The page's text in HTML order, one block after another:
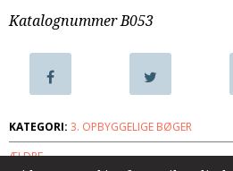
indlæg:
Hvor
himmel
mødes
Katalognummer B053
KATEGORI: 3. OPBYGGELIGE BØGER
ÆLDRE